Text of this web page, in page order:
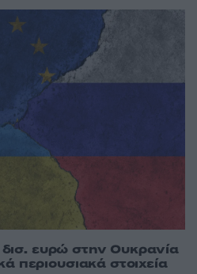
ευρώ στην Ουκρανία
περιουσιακά στοιχεία